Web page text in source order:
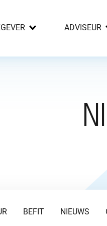
ADVISEUR
BEFIT NIEUWS